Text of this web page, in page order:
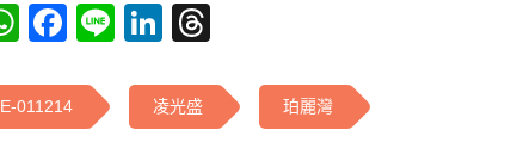
WhatsApp
Facebook
LineLinkedIn
E-011214 凌光盛 珀麗灣